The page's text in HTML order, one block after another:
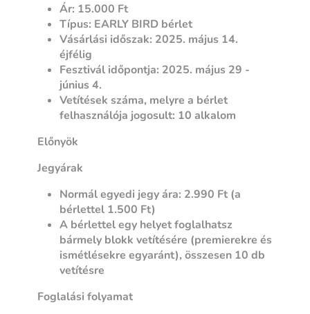
Ár: 15.000 Ft
Típus: EARLY BIRD bérlet
Vásárlási időszak: 2025. május 14.
éjfélig
Fesztivál időpontja: 2025. május 29 -
június 4.
Vetítések száma, melyre a bérlet
felhasználója jogosult: 10 alkalom
Előnyök
Jegyárak
Normál egyedi jegy ára: 2.990 Ft (a
bérlettel 1.500 Ft)
A bérlettel egy helyet foglalhatsz
bármely blokk vetítésére (premierekre és
ismétlésekre egyaránt), összesen 10 db
vetítésre
Foglalási folyamat